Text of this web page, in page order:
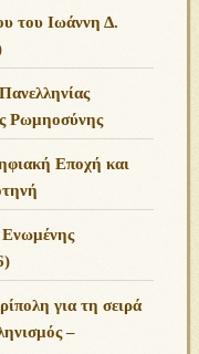
του Ιωάννη Δ.
Ρωμηοσύνης
Εποχή και
Ενωμένης
για τη σειρά
–